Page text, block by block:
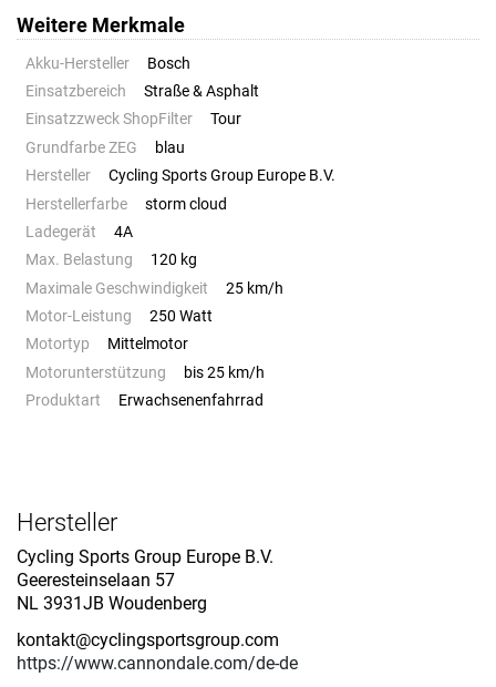
Weitere Merkmale
Akku-Hersteller
Bosch
Einsatzbereich
Straße & Asphalt
Einsatzzweck ShopFilter
Tour
Grundfarbe ZEG
blau
Hersteller
Cycling Sports Group Europe B.V.
Herstellerfarbe
storm cloud
Ladegerät
4A
Max. Belastung
120 kg
Maximale Geschwindigkeit
25 km/h
Motor-Leistung
250 Watt
Motortyp
Mittelmotor
Motorunterstützung
bis 25 km/h
Produktart
Erwachsenenfahrrad
Hersteller
Cycling Sports Group Europe B.V.
Geeresteinselaan 57
NL 3931JB Woudenberg
kontakt@cyclingsportsgroup.com
https://www.cannondale.com/de-de